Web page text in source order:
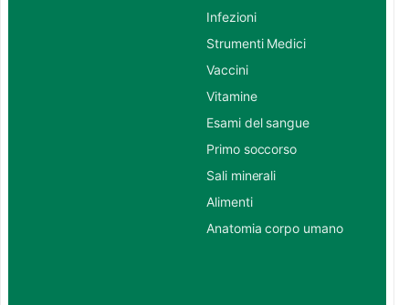
Infezioni
Strumenti Medici
Vaccini
Vitamine
Esami del sangue
Primo soccorso
Sali minerali
Alimenti
Anatomia corpo umano